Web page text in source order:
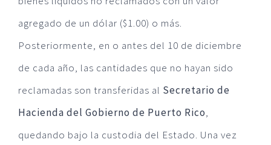
agregado de un dólar ($1.00) o más.
Posteriormente, en o antes del 10 de diciembre
de cada año, las cantidades que no hayan sido
reclamadas son transferidas al Secretario de
Hacienda del Gobierno de Puerto Rico,
quedando bajo la custodia del Estado. Una vez